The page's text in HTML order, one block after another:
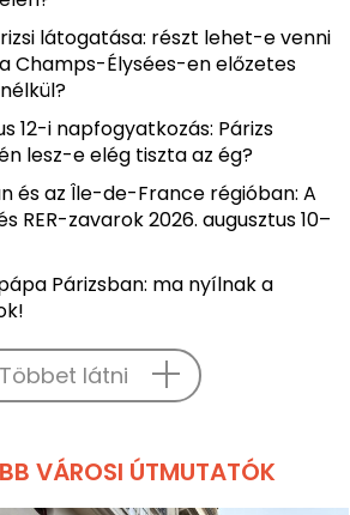
látogatása: részt lehet-e venni
Champs-Élysées-en előzetes
12-i napfogyatkozás: Párizs
lesz-e elég tiszta az ég?
és az Île-de-France régióban: A
RER-zavarok 2026. augusztus 10–
Párizsban: ma nyílnak a
Többet látni
VÁROSI ÚTMUTATÓK